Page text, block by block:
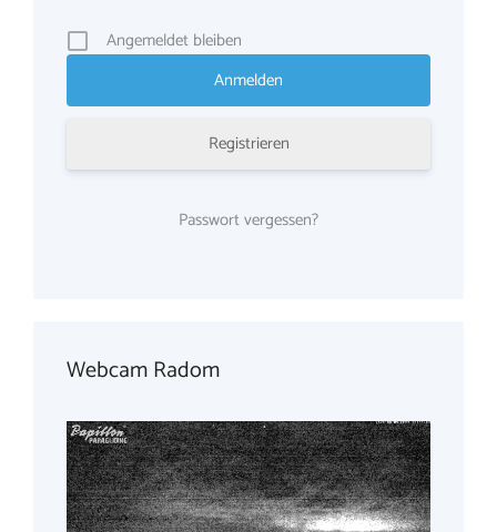
Angemeldet bleiben
Registrieren
Passwort vergessen?
Webcam Radom